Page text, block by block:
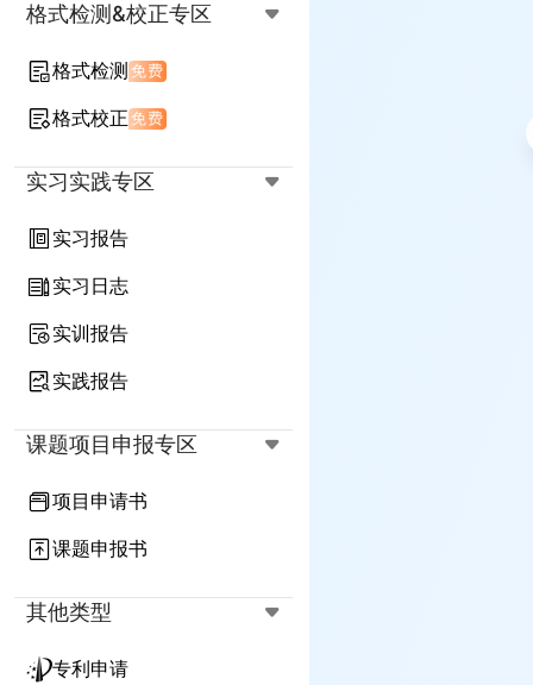
格式检测&校正专区
格式检测 免费
格式校正 免费
实习实践专区
实习报告
实习日志
实训报告
实践报告
课题项目申报专区
项目申请书
课题申报书
其他类型
专利申请